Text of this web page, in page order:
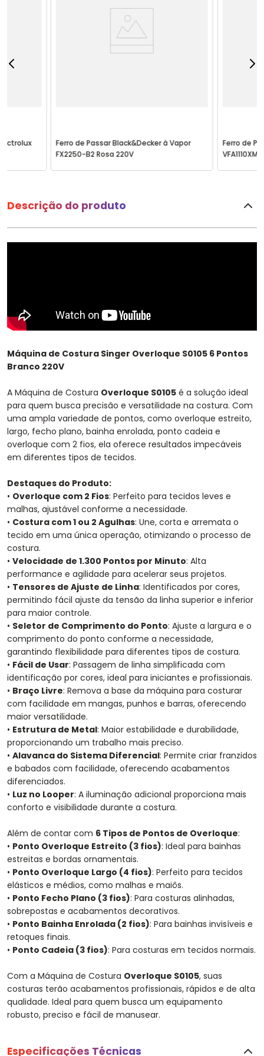
Ferro de Passar Black&Decker à Vapor
FX2250-B2 Rosa 220V
Ferro de
Descrição do produto
Máquina de Costura Singer Overloque S0105 6 Pontos
Branco 220V
A Máquina de Costura Overloque S0105 é a solução ideal
para quem busca precisão e versatilidade na costura. Com
uma ampla variedade de pontos, como overloque estreito,
largo, fecho plano, bainha enrolada, ponto cadeia e
overloque com 2 fios, ela oferece resultados impecáveis
em diferentes tipos de tecidos.
Destaques do Produto:
• Overloque com 2 Fios: Perfeito para tecidos leves e
malhas, ajustável conforme a necessidade.
• Costura com 1 ou 2 Agulhas: Une, corta e arremata o
tecido em uma única operação, otimizando o processo de
costura.
• Velocidade de 1.300 Pontos por Minuto: Alta
performance e agilidade para acelerar seus projetos.
• Tensores de Ajuste de Linha: Identificados por cores,
permitindo fácil ajuste da tensão da linha superior e inferior
para maior controle.
• Seletor de Comprimento do Ponto: Ajuste a largura e o
comprimento do ponto conforme a necessidade,
garantindo flexibilidade para diferentes tipos de costura.
• Fácil de Usar: Passagem de linha simplificada com
identificação por cores, ideal para iniciantes e profissionais.
• Braço Livre: Remova a base da máquina para costurar
com facilidade em mangas, punhos e barras, oferecendo
maior versatilidade.
• Estrutura de Metal: Maior estabilidade e durabilidade,
proporcionando um trabalho mais preciso.
• Alavanca do Sistema Diferencial: Permite criar franzidos
e babados com facilidade, oferecendo acabamentos
diferenciados.
• Luz no Looper: A iluminação adicional proporciona mais
conforto e visibilidade durante a costura.
Além de contar com 6 Tipos de Pontos de Overloque:
• Ponto Overloque Estreito (3 fios): Ideal para bainhas
estreitas e bordas ornamentais.
• Ponto Overloque Largo (4 fios): Perfeito para tecidos
elásticos e médios, como malhas e maiôs.
• Ponto Fecho Plano (3 fios): Para costuras alinhadas,
sobrepostas e acabamentos decorativos.
• Ponto Bainha Enrolada (2 fios): Para bainhas invisíveis e
retoques finais.
• Ponto Cadeia (3 fios): Para costuras em tecidos normais.
Com a Máquina de Costura Overloque S0105, suas
costuras terão acabamentos profissionais, rápidos e de alta
qualidade. Ideal para quem busca um equipamento
robusto, preciso e fácil de manusear.
Especificações Técnicas